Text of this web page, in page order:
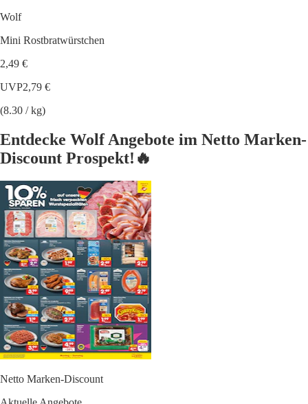
Wolf
Mini Rostbratwürstchen
2,49 €
UVP2,79 €
(8.30 / kg)
Entdecke Wolf Angebote im Netto Marken-
Discount Prospekt!🔥
Netto Marken-Discount